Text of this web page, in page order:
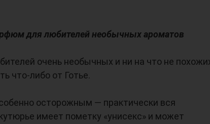
для любителей необычных ароматов
очень необычных и ни на что не
что-либо от Готье.
осторожным — практически вся
имеет пометку «унисекс» и может